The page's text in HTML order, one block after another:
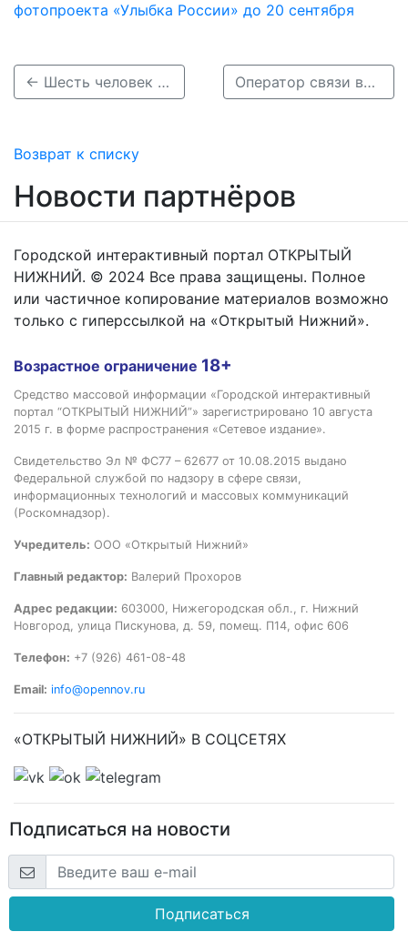
фотопроекта «Улыбка России» до 20 сентября
← Шесть человек спасли из горящей пятиэтажки в Выксе Оператор связи выплатит нижегородке компенсацию после звонка мошенника →
Возврат к списку
Новости партнёров
Городской интерактивный портал ОТКРЫТЫЙ
НИЖНИЙ. © 2024 Все права защищены. Полное
или частичное копирование материалов возможно
только с гиперссылкой на «Открытый Нижний».
Возрастное ограничение 18+
Средство массовой информации «Городской интерактивный
портал “ОТКРЫТЫЙ НИЖНИЙ”» зарегистрировано 10 августа
2015 г. в форме распространения «Сетевое издание».
Свидетельство Эл № ФС77 – 62677 от 10.08.2015 выдано
Федеральной службой по надзору в сфере связи,
информационных технологий и массовых коммуникаций
(Роскомнадзор).
Учредитель: ООО «Открытый Нижний»
Главный редактор: Валерий Прохоров
Адрес редакции: 603000, Нижегородская обл., г. Нижний
Новгород, улица Пискунова, д. 59, помещ. П14, офис 606
Телефон: +7 (926) 461-08-48
Email: info@opennov.ru
«ОТКРЫТЫЙ НИЖНИЙ» В СОЦСЕТЯХ
Подписаться на новости
Подписаться